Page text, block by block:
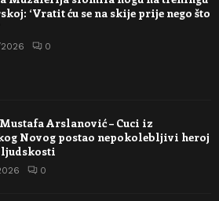
‘Vratit ću se na skije prije nego što
0
Arslanović – Cuci iz
Novog postao nepokolebljivi heroj
0